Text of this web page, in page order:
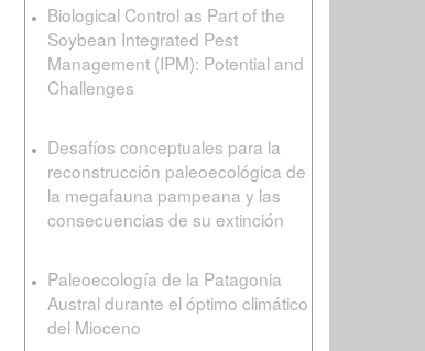
Biological Control as Part of the
Soybean Integrated Pest
Management (IPM): Potential and
Challenges
Desafíos conceptuales para la
reconstrucción paleoecológica de
la megafauna pampeana y las
consecuencias de su extinción
Paleoecología de la Patagonia
Austral durante el óptimo climático
del Mioceno